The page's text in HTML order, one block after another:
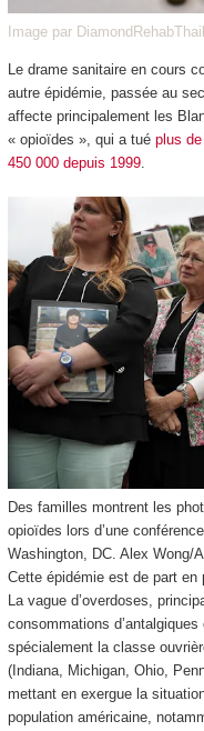
Image par
Le drame sanitaire en cours
autre épidémie, passée au
affecte principalement les
« opioïdes », qui a tué plus
450 000 depuis 1999.
Des familles montrent les
opioïdes lors d’une
Washington, DC. Alex Wong/
Cette épidémie est de part
La vague d’overdoses,
consommations
spécialement la classe
(Indiana, Michigan, Ohio,
mettant en exergue la
population américaine,